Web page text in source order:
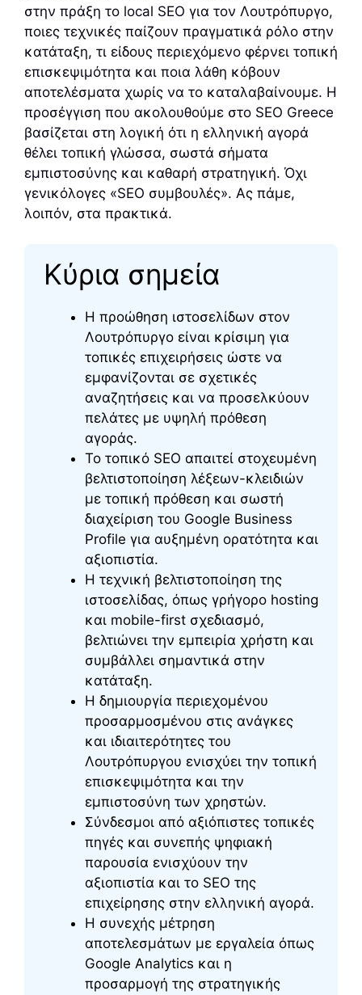
στην πράξη το local SEO για τον Λουτρόπυργο,
ποιες τεχνικές παίζουν πραγματικά ρόλο στην
κατάταξη, τι είδους περιεχόμενο φέρνει τοπική
επισκεψιμότητα και ποια λάθη κόβουν
αποτελέσματα χωρίς να το καταλαβαίνουμε. Η
προσέγγιση που ακολουθούμε στο SEO Greece
βασίζεται στη λογική ότι η ελληνική αγορά
θέλει τοπική γλώσσα, σωστά σήματα
εμπιστοσύνης και καθαρή στρατηγική. Όχι
γενικόλογες «SEO συμβουλές». Ας πάμε,
λοιπόν, στα πρακτικά.
Κύρια σημεία
Η προώθηση ιστοσελίδων στον
Λουτρόπυργο είναι κρίσιμη για
τοπικές επιχειρήσεις ώστε να
εμφανίζονται σε σχετικές
αναζητήσεις και να προσελκύουν
πελάτες με υψηλή πρόθεση
αγοράς.
Το τοπικό SEO απαιτεί στοχευμένη
βελτιστοποίηση λέξεων-κλειδιών
με τοπική πρόθεση και σωστή
διαχείριση του Google Business
Profile για αυξημένη ορατότητα και
αξιοπιστία.
Η τεχνική βελτιστοποίηση της
ιστοσελίδας, όπως γρήγορο hosting
και mobile-first σχεδιασμό,
βελτιώνει την εμπειρία χρήστη και
συμβάλλει σημαντικά στην
κατάταξη.
Η δημιουργία περιεχομένου
προσαρμοσμένου στις ανάγκες
και ιδιαιτερότητες του
Λουτρόπυργου ενισχύει την τοπική
επισκεψιμότητα και την
εμπιστοσύνη των χρηστών.
Σύνδεσμοι από αξιόπιστες τοπικές
πηγές και συνεπής ψηφιακή
παρουσία ενισχύουν την
αξιοπιστία και το SEO της
επιχείρησης στην ελληνική αγορά.
Η συνεχής μέτρηση
αποτελεσμάτων με εργαλεία όπως
Google Analytics και η
προσαρμογή της στρατηγικής